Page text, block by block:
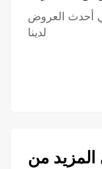
أحدث العروض
لدينا
من